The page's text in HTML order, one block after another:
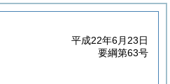
平成22年6月23日
要綱第63号